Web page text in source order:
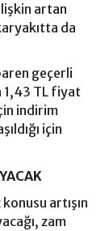
artan
da
geçerli
1,43 TL fiyat
indirim
için
artışın
zam